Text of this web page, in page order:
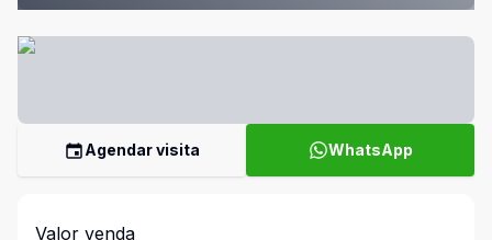
Agendar visita WhatsApp
Valor venda